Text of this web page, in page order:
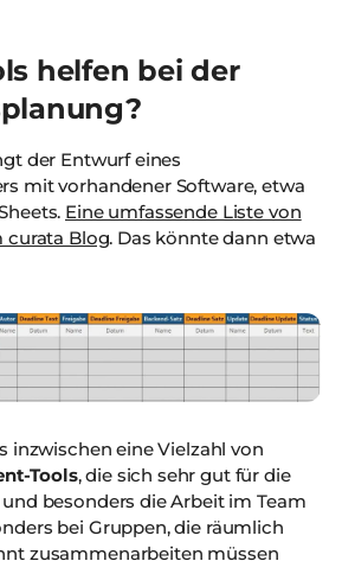
helfen bei der
der Entwurf eines
mit vorhandener Software, etwa
Eine umfassende Liste von
curata Blog. Das könnte dann etwa
inzwischen eine Vielzahl von
Tools, die sich sehr gut für die
besonders die Arbeit im Team
bei Gruppen, die räumlich
zusammenarbeiten müssen